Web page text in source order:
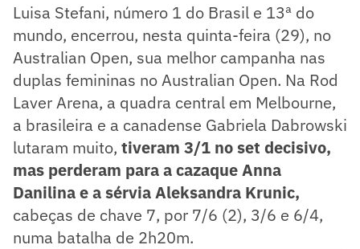
Luisa Stefani, número 1 do Brasil e 13ª do
mundo, encerrou, nesta quinta-feira (29), no
Australian Open, sua melhor campanha nas
duplas femininas no Australian Open. Na Rod
Laver Arena, a quadra central em Melbourne,
a brasileira e a canadense Gabriela Dabrowski
lutaram muito, tiveram 3/1 no set decisivo,
mas perderam para a cazaque Anna
Danilina e a sérvia Aleksandra Krunic,
cabeças de chave 7, por 7/6 (2), 3/6 e 6/4,
numa batalha de 2h20m.